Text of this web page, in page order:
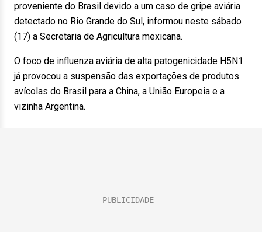
proveniente do Brasil devido a um caso de gripe aviária
detectado no Rio Grande do Sul, informou neste sábado
(17) a Secretaria de Agricultura mexicana.
O foco de influenza aviária de alta patogenicidade H5N1
já provocou a suspensão das exportações de produtos
avícolas do Brasil para a China, a União Europeia e a
vizinha Argentina.